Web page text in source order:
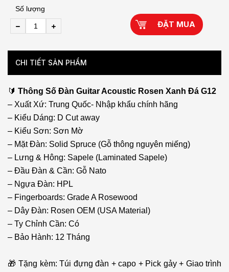
Số lượng
ĐẶT MUA
CHI TIẾT SẢN PHẨM
🔰 Thông Số Đàn Guitar Acoustic Rosen Xanh Đá G12
– Xuất Xứ: Trung Quốc- Nhập khẩu chính hãng
– Kiểu Dáng: D Cut away
– Kiểu Sơn: Sơn Mờ
– Mặt Đàn: Solid Spruce (Gỗ thông nguyên miếng)
– Lưng & Hông: Sapele (Laminated Sapele)
– Đầu Đàn & Cần: Gỗ Nato
– Ngựa Đàn: HPL
– Fingerboards: Grade A Rosewood
– Dây Đàn: Rosen OEM (USA Material)
– Ty Chỉnh Cần: Có
– Bảo Hành: 12 Tháng
🎁 Tặng kèm: Túi đựng đàn + capo + Pick gảy + Giao trình